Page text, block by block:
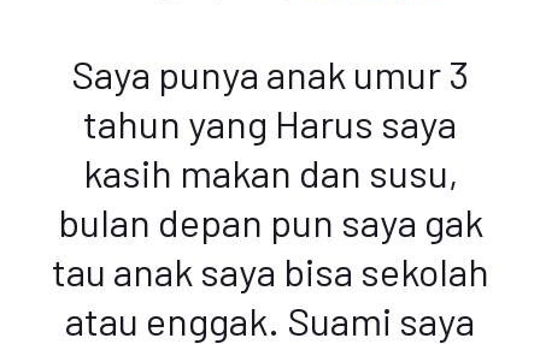
Saya punya anak umur 3
tahun yang Harus saya
kasih makan dan susu,
bulan depan pun saya gak
tau anak saya bisa sekolah
atau enggak. Suami saya